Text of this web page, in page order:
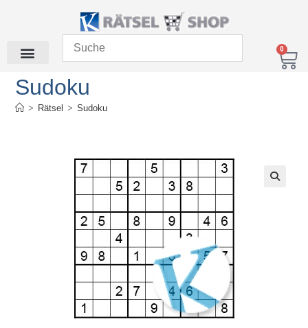
0
Sudoku
> Rätsel > Sudoku